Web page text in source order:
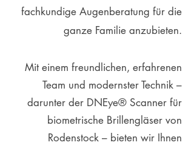
fachkundige Augenberatung für die
ganze Familie anzubieten.
Mit einem freundlichen, erfahrenen
Team und modernster Technik –
darunter der DNEye® Scanner für
biometrische Brillengläser von
Rodenstock – bieten wir Ihnen